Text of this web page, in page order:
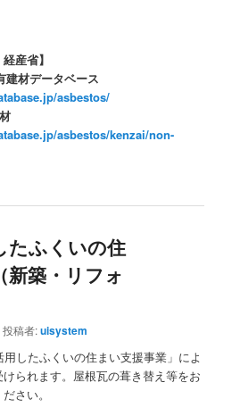
産省】
材データベース
asbestos/
asbestos/kenzai/non-
たふくいの住
新築・リフォ
投稿者:uisystem
したふくいの住まい支援事業」によ
られます。屋根瓦の葺き替え等をお
さい。